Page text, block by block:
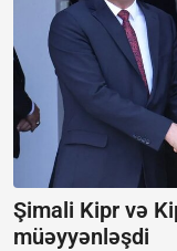
Şimali Kipr və
müəyyənləşdi